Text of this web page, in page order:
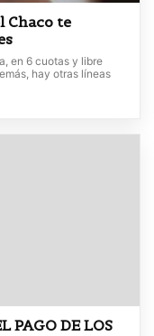
Chaco te
en 6 cuotas y libre
hay otras líneas
PAGO DE LOS